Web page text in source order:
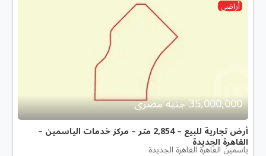
أراضى
35,000,000 جنية مصرى
أرض تجارية للبيع – 2,854 متر – مركز خدمات الياسمين –
القاهرة الجديدة
ياسمين القاهرة القاهرة الجديدة